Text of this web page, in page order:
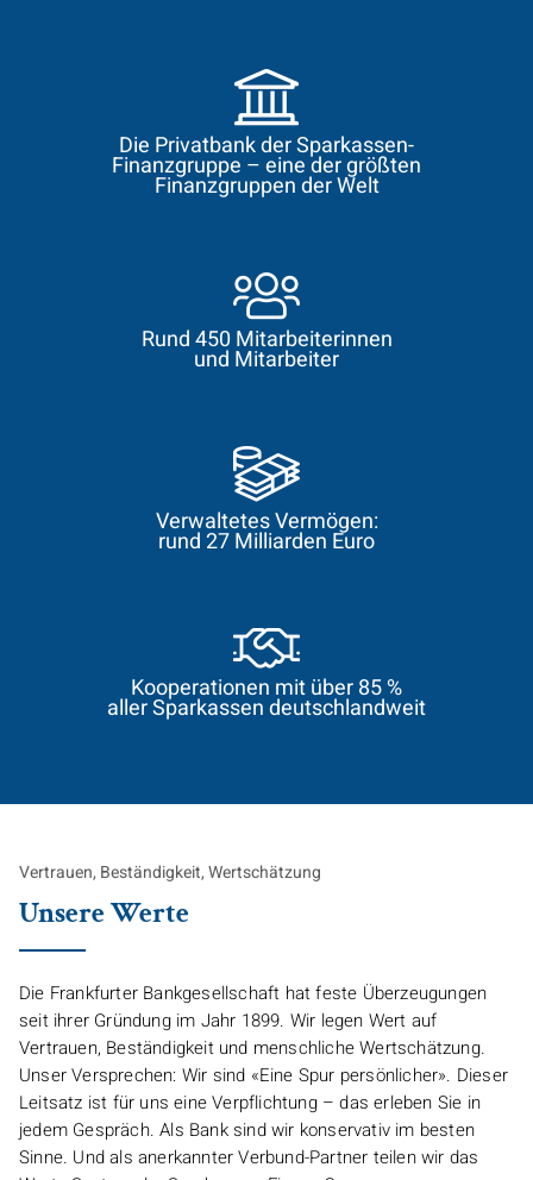
Die Privatbank der Sparkassen-
Finanzgruppe – eine der größten
Finanzgruppen der Welt
Rund 450 Mitarbeiterinnen
und Mitarbeiter
Verwaltetes Vermögen:
rund 27 Milliarden Euro
Kooperationen mit über 85 %
aller Sparkassen deutschlandweit
Vertrauen, Beständigkeit, Wertschätzung
Unsere Werte
Die Frankfurter Bankgesellschaft hat feste Überzeugungen
seit ihrer Gründung im Jahr 1899. Wir legen Wert auf
Vertrauen, Beständigkeit und menschliche Wertschätzung.
Unser Versprechen: Wir sind «Eine Spur persönlicher». Dieser
Leitsatz ist für uns eine Verpflichtung – das erleben Sie in
jedem Gespräch. Als Bank sind wir konservativ im besten
Sinne. Und als anerkannter Verbund-Partner teilen wir das